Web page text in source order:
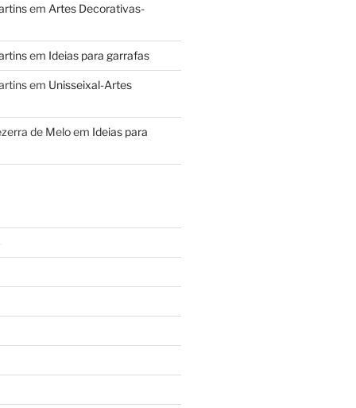
em Artes Decorativas-
em Ideias para garrafas
em Unisseixal-Artes
de Meloem Ideias para